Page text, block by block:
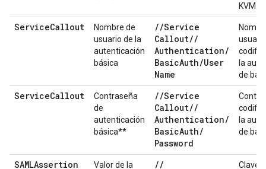
KVM.
ServiceCallout
Nombre de
usuario de la
autenticación
básica
//Service
Callout//
Authentication/
BasicAuth/User
Name
usuario
la
de
ServiceCallout
Contraseña
de
autenticación
básica**
//Service
Callout//
Authentication/
BasicAuth/
Password
la
de
SAMLAssertion
Valor de la
//
Clave